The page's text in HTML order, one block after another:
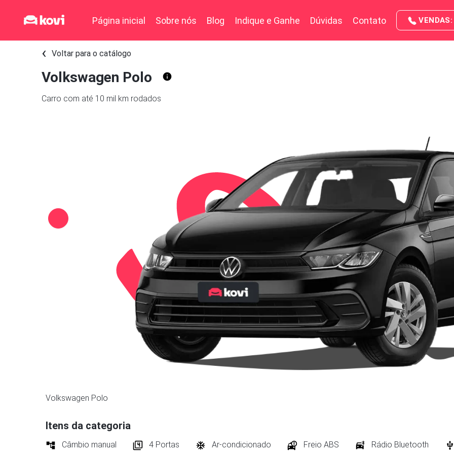
Página inicial Sobre nós Blog Indique e Ganhe Dúvidas Contato
Voltar para o catálogo
Volkswagen Polo
Carro com até 10 mil km rodados
Volkswagen Polo
Itens da categoria
Câmbio manual 4 Portas Ar-condicionado Freio ABS Rádio Bluetooth